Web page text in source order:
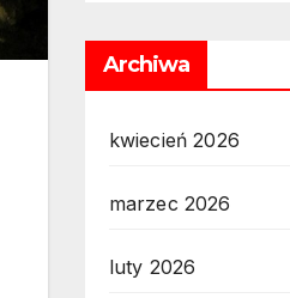
Archiwa
kwiecień 2026
marzec 2026
luty 2026